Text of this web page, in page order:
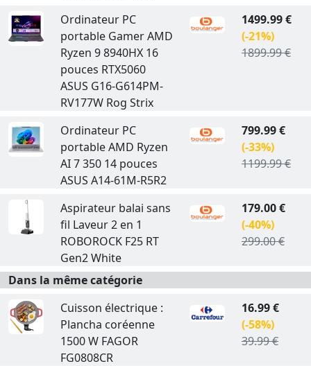
Ordinateur PC
portable Gamer AMD
Ryzen 9 8940HX 16
pouces RTX5060
ASUS G16-G614PM-
RV177W Rog Strix
1499.99 €
(-21%)
1899.99 €
Ordinateur PC
portable AMD Ryzen
AI 7 350 14 pouces
ASUS A14-61M-R5R2
799.99 €
(-33%)
1199.99 €
Aspirateur balai sans
fil Laveur 2 en 1
ROBOROCK F25 RT
Gen2 White
179.00 €
(-40%)
299.00 €
Dans la même catégorie
Cuisson électrique :
Plancha coréenne
1500 W FAGOR
FG0808CR
16.99 €
(-58%)
39.99 €